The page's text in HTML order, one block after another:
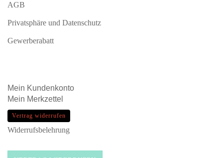
AGB
Privatsphäre und Datenschutz
Gewerberabatt
Mein Kundenkonto
Mein Merkzettel
Vertrag widerrufen
Widerrufsbelehrung